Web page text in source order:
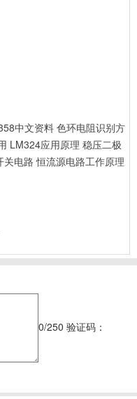
中文资料 色环电阻识别方
LM324应用原理 稳压二极
关电路 恒流源电路工作原理
0/250 验证码：